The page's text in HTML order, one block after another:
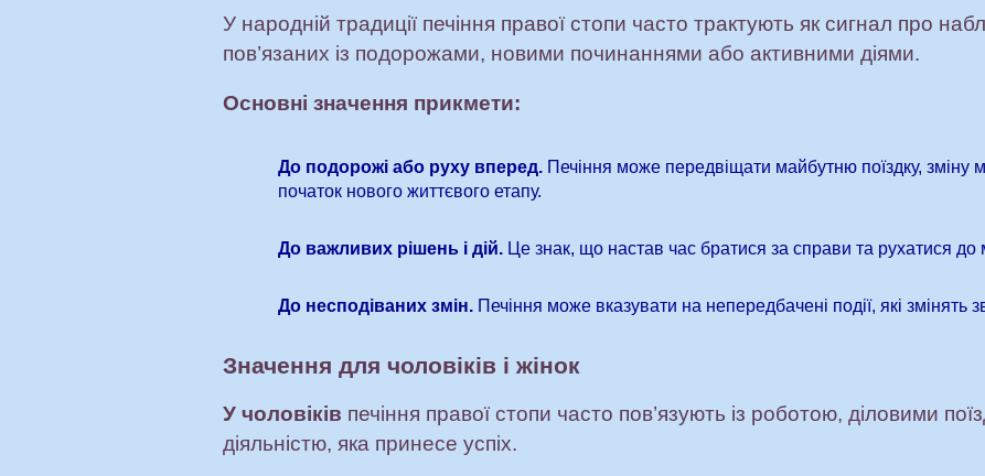
У народній традиції печіння правої стопи часто трактують як сигнал про
пов’язаних із подорожами, новими починаннями або активними діями.
Основні значення прикмети:
До подорожі або руху вперед.Печіння може передвіщати майбутню поїздку, зміну
початок нового життєвого етапу.
До важливих рішень і дій.Це знак, що настав час братися за справи та рухатися до
До несподіваних змін.Печіння може вказувати на непередбачені події, які змінять
Значення для чоловіків і жінок
У чоловіків печіння правої стопи часто пов’язують із роботою, діловими
діяльністю, яка принесе успіх.